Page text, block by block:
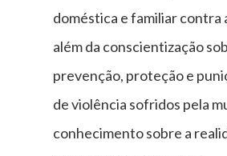
doméstica e familiar contra
além da conscientização
prevenção, proteção e
de violência sofridos pela
conhecimento sobre a